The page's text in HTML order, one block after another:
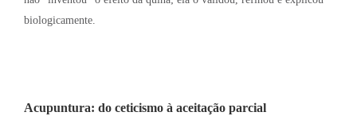
biologicamente.
Acupuntura: do ceticismo à aceitação parcial